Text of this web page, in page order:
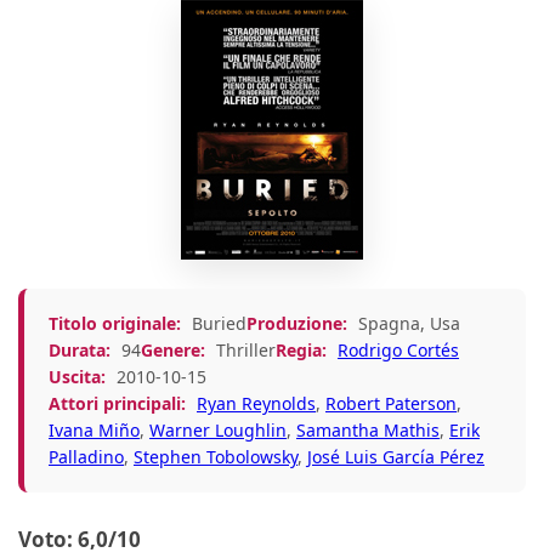
Titolo originale: BuriedProduzione: Spagna, Usa
Durata: 94Genere: ThrillerRegia: Rodrigo Cortés
Uscita: 2010-10-15
Attori principali: Ryan Reynolds, Robert Paterson,
Ivana Miño, Warner Loughlin, Samantha Mathis, Erik
Palladino, Stephen Tobolowsky, José Luis García Pérez
Voto: 6,0/10